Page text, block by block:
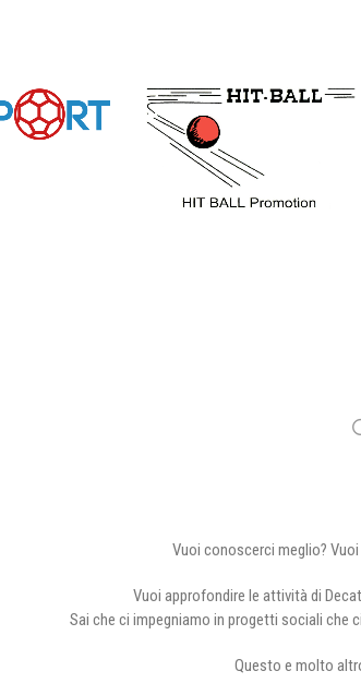
Vuoi conoscerci meglio?
Vuoi approfondire le attività di
Sai che ci impegniamo in progetti sociali che
Questo e molto